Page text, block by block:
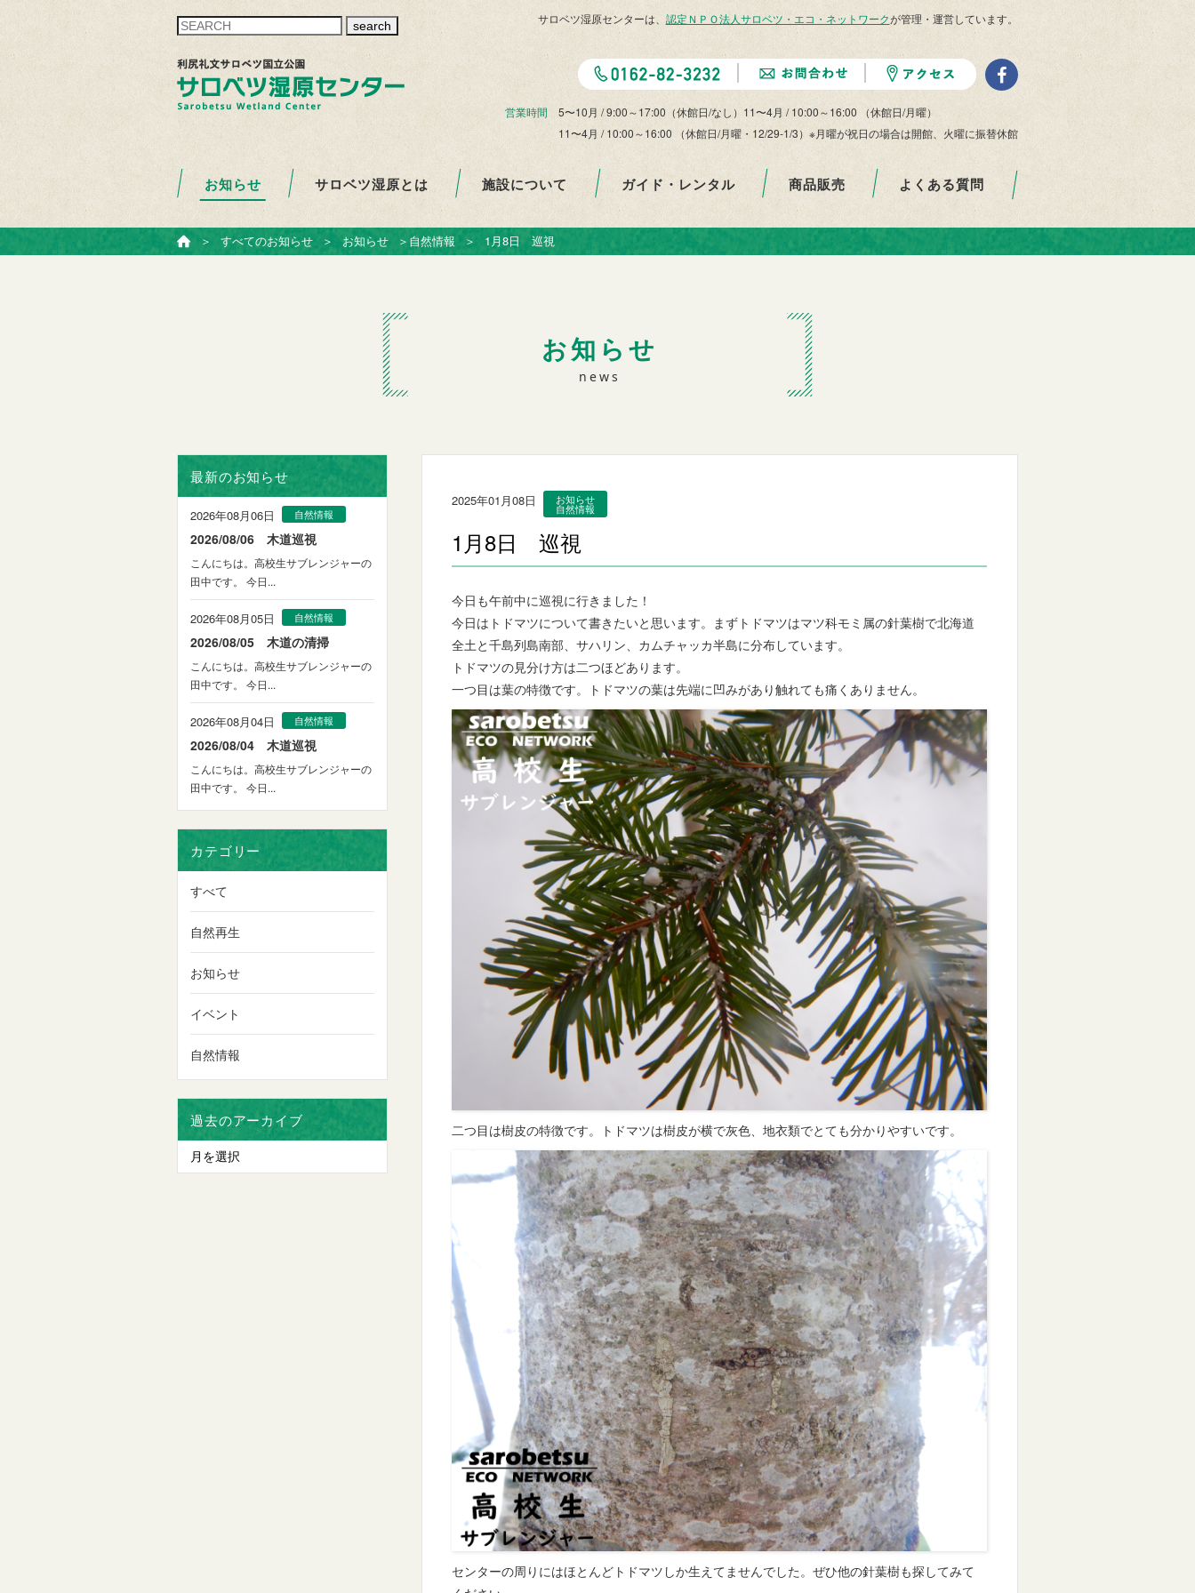
サロベツ湿原センターは、 認定ＮＰＯ法人サロベツ・エコ・ネットワークが管理・運営しています。
search
営業時間
5〜10月 / 9:00～17:00（休館日/なし）11〜4月 / 10:00～16:00 （休館日/月曜）
11〜4月 / 10:00～16:00 （休館日/月曜・12/29-1/3）※月曜が祝日の場合は開館、火曜に振替休館
お知らせ サロベツ湿原とは 施設について ガイド・レンタル 商品販売 よくある質問
ホーム
＞ すべてのお知らせ ＞ お知らせ ＞ 自然情報 ＞ 1月8日 巡視
お知らせ
news
2025年01月08日 お知らせ
自然情報
1月8日 巡視
今日も午前中に巡視に行きました！
今日はトドマツについて書きたいと思います。まずトドマツはマツ科モミ属の針葉樹で北海道
全土と千島列島南部、サハリン、カムチャッカ半島に分布しています。
トドマツの見分け方は二つほどあります。
一つ目は葉の特徴です。トドマツの葉は先端に凹みがあり触れても痛くありません。
二つ目は樹皮の特徴です。トドマツは樹皮が横で灰色、地衣類でとても分かりやすいです。
センターの周りにはほとんどトドマツしか生えてませんでした。ぜひ他の針葉樹も探してみて
最新のお知らせ
2026年08月06日 自然情報
2026/08/06 木道巡視
こんにちは。高校生サブレンジャーの
田中です。 今日...
2026年08月05日 自然情報
2026/08/05 木道の清掃
こんにちは。高校生サブレンジャーの
田中です。 今日...
2026年08月04日 自然情報
2026/08/04 木道巡視
こんにちは。高校生サブレンジャーの
田中です。 今日...
カテゴリー
すべて
自然再生
お知らせ
イベント
自然情報
過去のアーカイブ